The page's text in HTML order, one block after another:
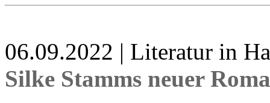
06.09.2022 | Literatur in
Silke Stamms neuer